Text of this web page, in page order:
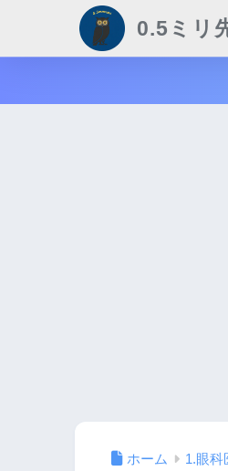
0.5ミリ
ホーム 1.眼科